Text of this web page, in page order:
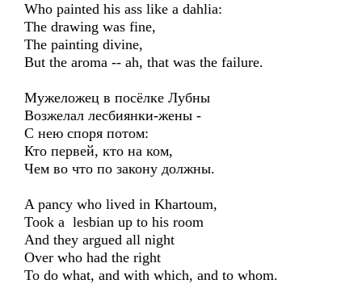
Who painted his ass like a dahlia:
The drawing was fine,
The painting divine,
But the aroma -- ah, that was the failure.
Мужеложец в посёлке Лубны
Возжелал лесбиянки-жены -
С нею споря потом:
Кто первей, кто на ком,
Чем во что по закону должны.
A pancy who lived in Khartoum,
Took a lesbian up to his room
And they argued all night
Over who had the right
To do what, and with which, and to whom.